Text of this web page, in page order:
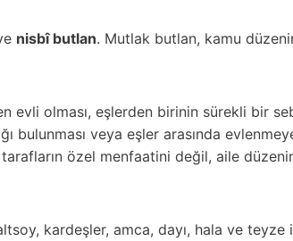
nisbî butlan. Mutlak butlan, kamu
evli olması, eşlerden birinin sürekli bir
veya eşler arasında
özel menfaatini değil, aile
kardeşler, amca, dayı, hala ve teyze